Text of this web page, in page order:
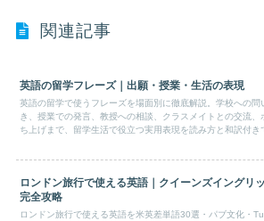
関連記事
英語の留学フレーズ｜出願・授業・生活の表現
英語の留学で使うフレーズを場面別に徹底解説。学校への
き、授業での発言、教授への相談、クラスメイトとの交流
ち上げまで、留学生活で役立つ実用表現を読み方と和訳付き
ロンドン旅行で使える英語｜クイーンズイングリ
完全攻略
ロンドン旅行で使える英語を米英差単語30選・パブ文化・